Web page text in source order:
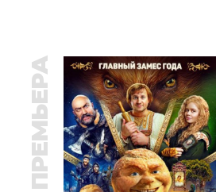
ПРЕМЬЕРА